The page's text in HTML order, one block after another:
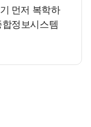
먼저 복학하
합정보시스템